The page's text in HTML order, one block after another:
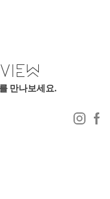
만나보세요.